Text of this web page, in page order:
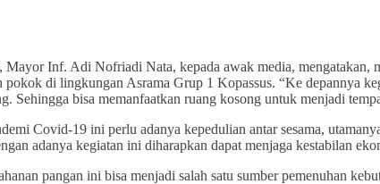
Inf. Adi Nofriadi Nata, kepada awak media, mengatakan,
pokok di lingkungan Asrama Grup 1 Kopassus. “Ke depannya
Sehingga bisa memanfaatkan ruang kosong untuk menjadi
Covid-19 ini perlu adanya kepedulian antar sesama,
adanya kegiatan ini diharapkan dapat menjaga kestabilan
pangan ini bisa menjadi salah satu sumber pemenuhan